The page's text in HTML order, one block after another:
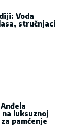
Voda
stručnjaci
luksuznoj
pamćenje